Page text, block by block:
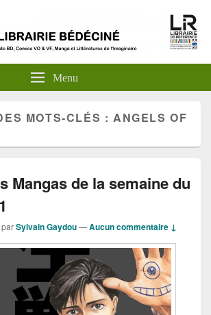
Menu
MOTS-CLÉS : ANGELS OF
Mangas de la semaine du
parSylvain Gaydou—Aucun commentaire ↓